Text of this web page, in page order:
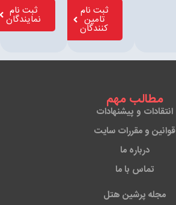
ثبت نام
تامین
کنندگان
ثبت نام
نمایندگان
مطالب مهم
انتقادات و پیشنهادات
قوانین و مقررات سایت
درباره ما
تماس با ما
مجله پرشین هتل